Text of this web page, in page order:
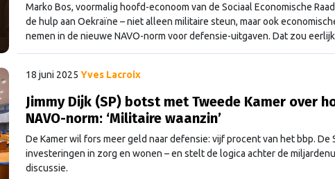
Marko Bos, voormalig hoofd-econoom van de Sociaal Economische
de hulp aan Oekraïne – niet alleen militaire steun, maar ook
nemen in de nieuwe NAVO-norm voor defensie-uitgaven. Dat zou
18 juni 2025 Yves Lacroix
Jimmy Dijk (SP) botst met Tweede Kamer over
NAVO-norm: ‘Militaire waanzin’
De Kamer wil fors meer geld naar defensie: vijf procent van het bbp. De
investeringen in zorg en wonen – en stelt de logica achter de
discussie.